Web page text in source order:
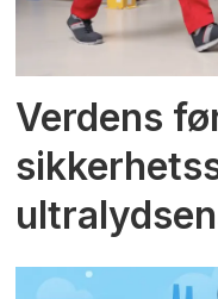
Verdens